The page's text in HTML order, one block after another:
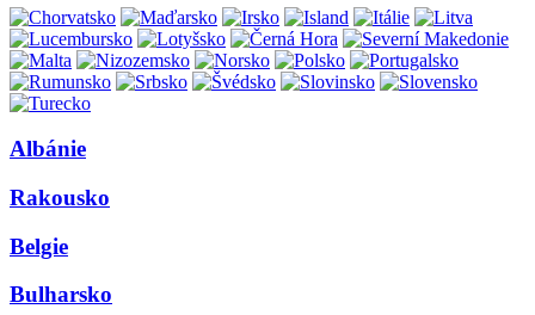
Albánie
Rakousko
Belgie
Bulharsko